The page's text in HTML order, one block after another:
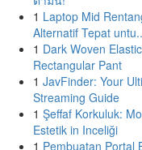
1 Laptop Mid
Alternatif Tepat
1 Dark Woven Elastic
Rectangular Pant
1 JavFinder: Your
Streaming Guide
1 Şeffaf Korkuluk:
Estetik in Inceliği
1 Pembuatan Portal